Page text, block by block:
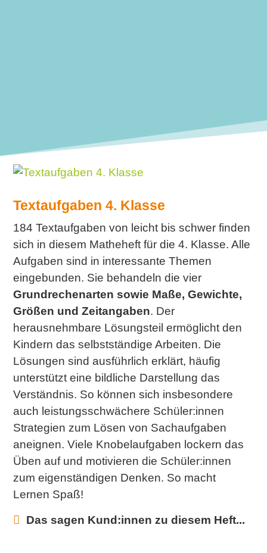
Textaufgaben 4. Klasse
184 Textaufgaben von leicht bis schwer finden
sich in diesem Matheheft für die 4. Klasse. Alle
Aufgaben sind in interessante Themen
eingebunden. Sie behandeln die vier
Grundrechenarten sowie Maße, Gewichte,
Größen und Zeitangaben. Der
herausnehmbare Lösungsteil ermöglicht den
Kindern das selbstständige Arbeiten. Die
Lösungen sind ausführlich erklärt, häufig
unterstützt eine bildliche Darstellung das
Verständnis. So können sich insbesondere
auch leistungsschwächere Schüler:innen
Strategien zum Lösen von Sachaufgaben
aneignen. Viele Knobelaufgaben lockern das
Üben auf und motivieren die Schüler:innen
zum eigenständigen Denken. So macht
Lernen Spaß!
Das sagen Kund:innen zu diesem Heft...